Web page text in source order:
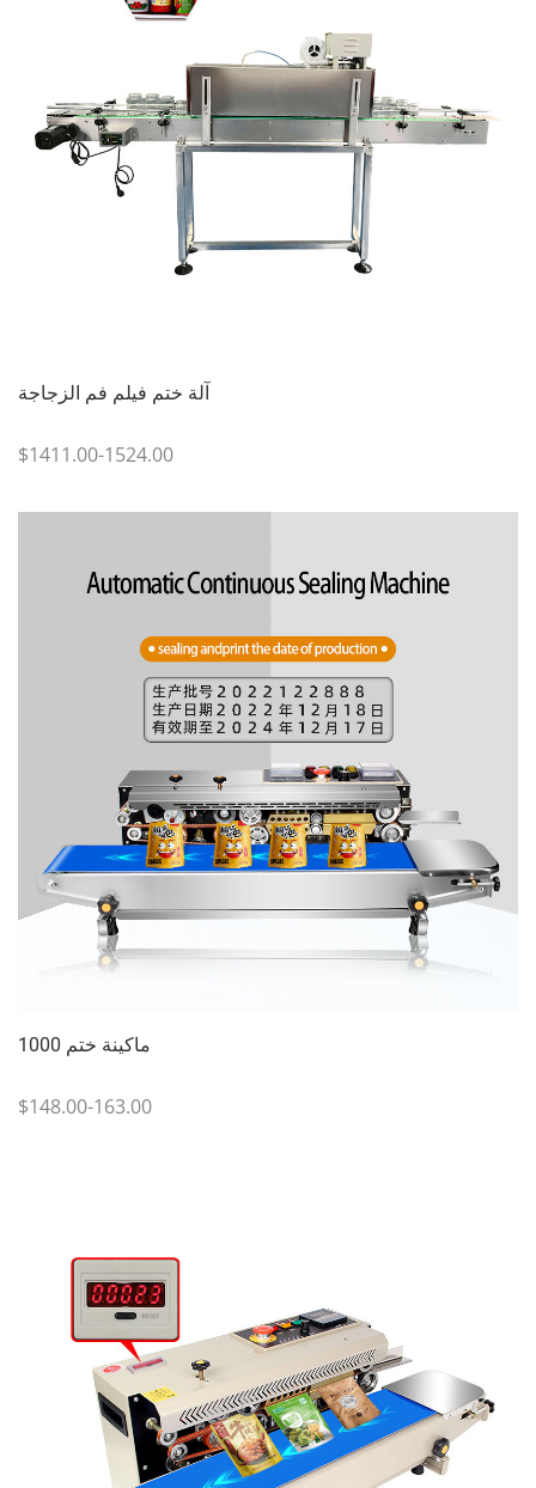
آلة ختم فيلم فم الزجاجة
$1411.00-1524.00
ماكينة ختم 1000
$148.00-163.00